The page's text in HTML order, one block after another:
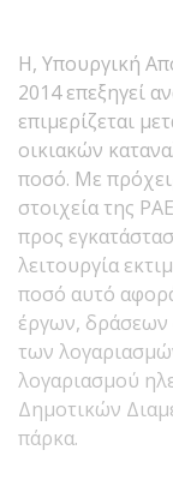
Η, Υπουργική
2014 επεξηγεί
επιμερίζεται
οικιακών
ποσό. Με
στοιχεία της
προς
λειτουργία
ποσό αυτό
έργων, δράσεων
των
λογαριασμού
Δημοτικών
πάρκα.